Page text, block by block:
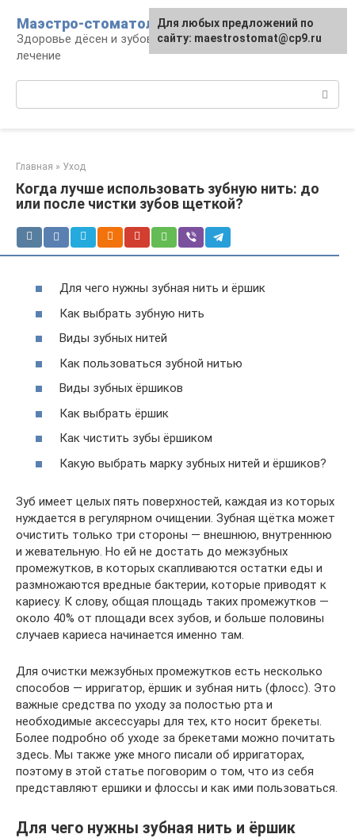
контенту
Маэстро-стоматолог
Здоровье дёсен и зубов, диагностика и
лечение
Главная » Уход
Когда лучше использовать зубную нить: до
или после чистки зубов щеткой?
Для чего нужны зубная нить и ёршик
Как выбрать зубную нить
Виды зубных нитей
Как пользоваться зубной нитью
Виды зубных ёршиков
Как выбрать ёршик
Как чистить зубы ёршиком
Какую выбрать марку зубных нитей и ёршиков?
Зуб имеет целых пять поверхностей, каждая из которых
нуждается в регулярном очищении. Зубная щётка может
очистить только три стороны — внешнюю, внутреннюю
и жевательную. Но ей не достать до межзубных
промежутков, в которых скапливаются остатки еды и
размножаются вредные бактерии, которые приводят к
кариесу. К слову, общая площадь таких промежутков —
около 40% от площади всех зубов, и больше половины
случаев кариеса начинается именно там.
Для очистки межзубных промежутков есть несколько
способов — ирригатор, ёршик и зубная нить (флосс). Это
важные средства по уходу за полостью рта и
необходимые аксессуары для тех, кто носит брекеты.
Более подробно об уходе за брекетами можно почитать
здесь. Мы также уже много писали об ирригаторах,
поэтому в этой статье поговорим о том, что из себя
представляют ершики и флоссы и как ими пользоваться.
Для чего нужны зубная нить и ёршик
Для любых предложений по
сайту: maestrostomat@cp9.ru